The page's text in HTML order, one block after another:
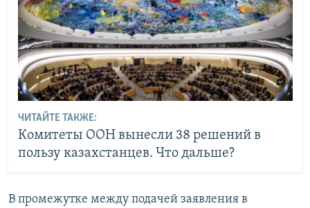
ЧИТАЙТЕ ТАКЖЕ:
Комитеты ООН вынесли 38 решений в
пользу казахстанцев. Что дальше?
В промежутке между подачей заявления в